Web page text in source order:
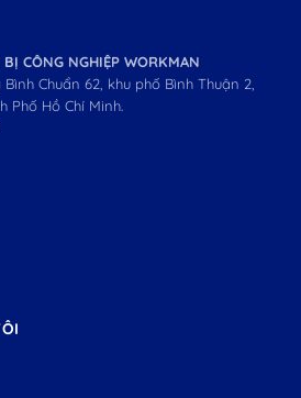
CÔNG NGHIỆP WORKMAN
Chuẩn 62, khu phố Bình Thuận 2,
Phố Hồ Chí Minh.